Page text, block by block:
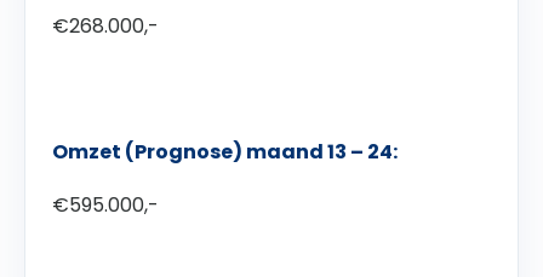
€268.000,-
Omzet (Prognose) maand 13 – 24:
€595.000,-